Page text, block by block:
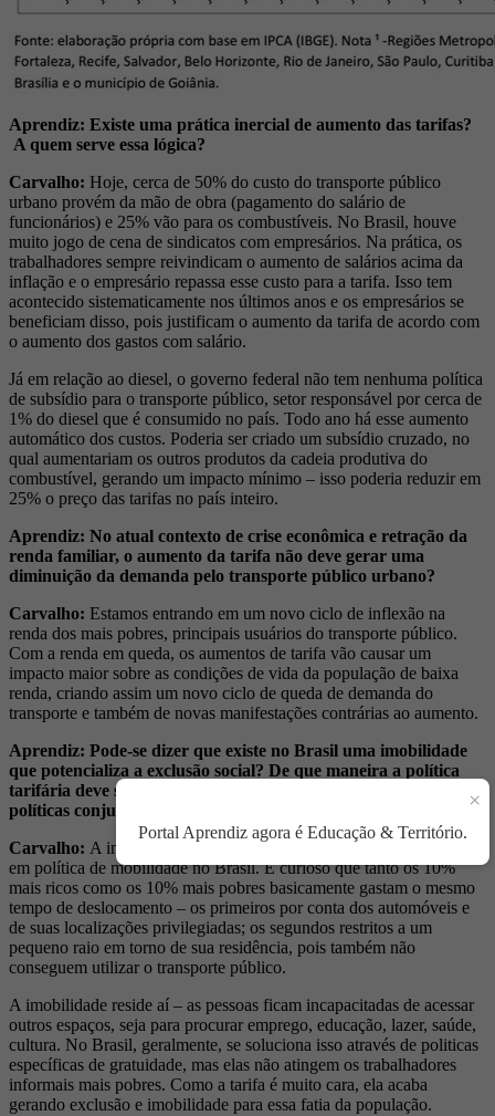
Aprendiz: Existe uma prática inercial de aumento das tarifas?
A quem serve essa lógica?
Carvalho: Hoje, cerca de 50% do custo do transporte público
urbano provém da mão de obra (pagamento do salário de
funcionários) e 25% vão para os combustíveis. No Brasil, houve
muito jogo de cena de sindicatos com empresários. Na prática, os
trabalhadores sempre reivindicam o aumento de salários acima da
inflação e o empresário repassa esse custo para a tarifa. Isso tem
acontecido sistematicamente nos últimos anos e os empresários se
beneficiam disso, pois justificam o aumento da tarifa de acordo com
o aumento dos gastos com salário.
Já em relação ao diesel, o governo federal não tem nenhuma política
de subsídio para o transporte público, setor responsável por cerca de
1% do diesel que é consumido no país. Todo ano há esse aumento
automático dos custos. Poderia ser criado um subsídio cruzado, no
qual aumentariam os outros produtos da cadeia produtiva do
combustível, gerando um impacto mínimo – isso poderia reduzir em
25% o preço das tarifas no país inteiro.
Aprendiz: No atual contexto de crise econômica e retração da
renda familiar, o aumento da tarifa não deve gerar uma
diminuição da demanda pelo transporte público urbano?
Carvalho: Estamos entrando em um novo ciclo de inflexão na
renda dos mais pobres, principais usuários do transporte público.
Com a renda em queda, os aumentos de tarifa vão causar um
impacto maior sobre as condições de vida da população de baixa
renda, criando assim um novo ciclo de queda de demanda do
transporte e também de novas manifestações contrárias ao aumento.
Aprendiz: Pode-se dizer que existe no Brasil uma imobilidade
que potencializa a exclusão social? De que maneira a política
tarifária deve ser pensada como instrumento na formulação de
políticas conjuntas de inclusão social e mobilidade urbana?
Carvalho: A imobilidade é uma grande barreira que enfrentamos
em política de mobilidade no Brasil. É curioso que tanto os 10%
mais ricos como os 10% mais pobres basicamente gastam o mesmo
tempo de deslocamento – os primeiros por conta dos automóveis e
de suas localizações privilegiadas; os segundos restritos a um
pequeno raio em torno de sua residência, pois também não
conseguem utilizar o transporte público.
A imobilidade reside aí – as pessoas ficam incapacitadas de acessar
outros espaços, seja para procurar emprego, educação, lazer, saúde,
cultura. No Brasil, geralmente, se soluciona isso através de politicas
específicas de gratuidade, mas elas não atingem os trabalhadores
informais mais pobres. Como a tarifa é muito cara, ela acaba
gerando exclusão e imobilidade para essa fatia da população.
Portal Aprendiz agora é Educação & Território.
×